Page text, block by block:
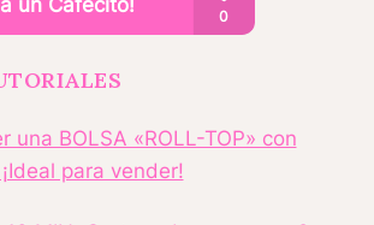
una BOLSA «ROLL-TOP» con
para vender!